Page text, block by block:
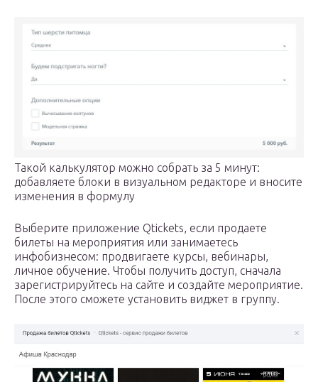
Такой калькулятор можно собрать за 5 минут:
добавляете блоки в визуальном редакторе и вносите
изменения в формулу
Выберите приложение Qtickets, если продаете
билеты на мероприятия или занимаетесь
инфобизнесом: продвигаете курсы, вебинары,
личное обучение. Чтобы получить доступ, сначала
зарегистрируйтесь на сайте и создайте мероприятие.
После этого сможете установить виджет в группу.